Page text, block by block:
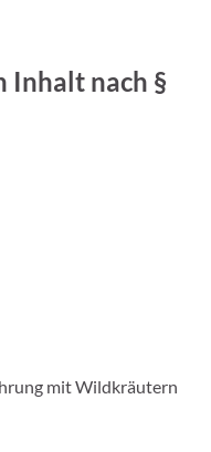
nach §
mit Wildkräutern